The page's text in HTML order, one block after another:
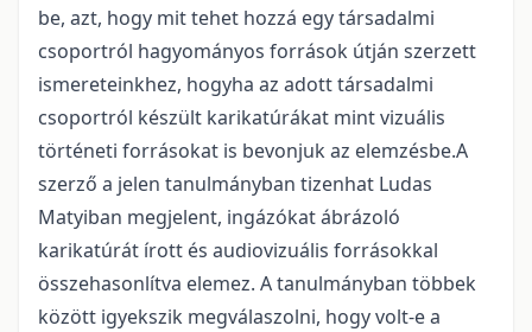
be, azt, hogy mit tehet hozzá egy társadalmi
csoportról hagyományos források útján szerzett
ismereteinkhez, hogyha az adott társadalmi
csoportról készült karikatúrákat mint vizuális
történeti forrásokat is bevonjuk az elemzésbe.A
szerző a jelen tanulmányban tizenhat Ludas
Matyiban megjelent, ingázókat ábrázoló
karikatúrát írott és audiovizuális forrásokkal
összehasonlítva elemez. A tanulmányban többek
között igyekszik megválaszolni, hogy volt-e a